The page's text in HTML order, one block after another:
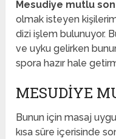
Mesudiye mutlu son
olmak isteyen
dizi işlem bulunuyor.
ve uyku gelirken
spora hazır hale
MESUDIYE
Bunun için masaj
kısa süre içerisinde